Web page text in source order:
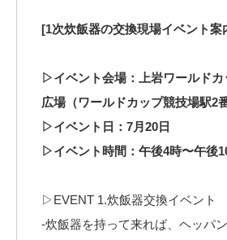
[1次炊飯器の交換現場イベント案
▷イベント会場：上岩ワールドカ
広場（ワールドカップ競技場駅2
▷イベント日：7月20日⠀
▷イベント時間：午後4時〜午後
▷EVENT 1.炊飯器交換イベント⠀
-炊飯器を持って来れば、ヘッパ